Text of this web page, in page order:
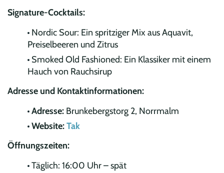
Signature-Cocktails:
Nordic Sour: Ein spritziger Mix aus Aquavit,
Preiselbeeren und Zitrus
Smoked Old Fashioned: Ein Klassiker mit einem
Hauch von Rauchsirup
Adresse und Kontaktinformationen:
Adresse: Brunkebergstorg 2, Norrmalm
Website:Tak
Öffnungszeiten:
Täglich: 16:00 Uhr – spät